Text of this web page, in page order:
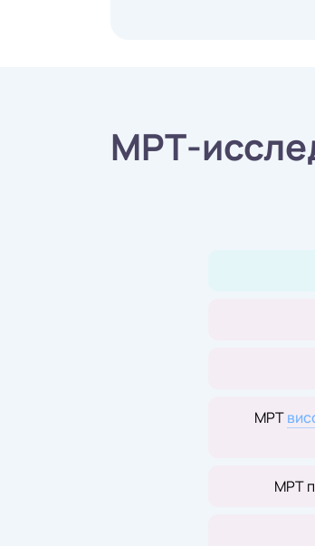
МРТ-
МРТ
МРТ